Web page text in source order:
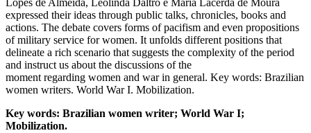
Lopes de Almeida, Leolinda Daltro e Maria Lacerda de Moura
expressed their ideas through public talks, chronicles, books and
actions. The debate covers forms of pacifism and even propositions
of military service for women. It unfolds different positions that
delineate a rich scenario that suggests the complexity of the period
and instruct us about the discussions of the
moment regarding women and war in general. Key words: Brazilian
women writers. World War I. Mobilization.
Key words: Brazilian women writer; World War I;
Mobilization.